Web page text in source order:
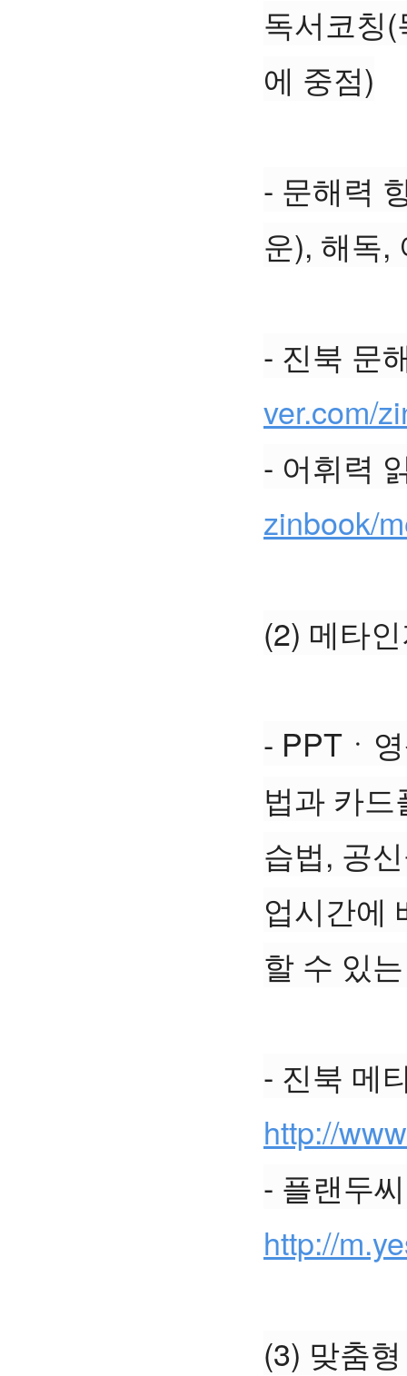
독서코칭
에 중점)
- 문해력
운), 해독,
- 진북 문
ver.com/
- 어휘력
zinbook/
(2) 메타
- PPTㆍ
법과 카
습법, 공
업시간에
할 수 있
- 진북 메
http://
- 플랜두
http://
(3) 맞춤